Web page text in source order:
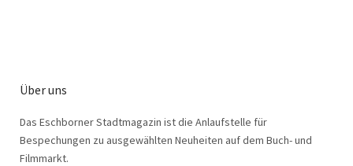
Über uns
Das Eschborner Stadtmagazin ist die Anlaufstelle für
Bespechungen zu ausgewählten Neuheiten auf dem Buch- und
Filmmarkt.